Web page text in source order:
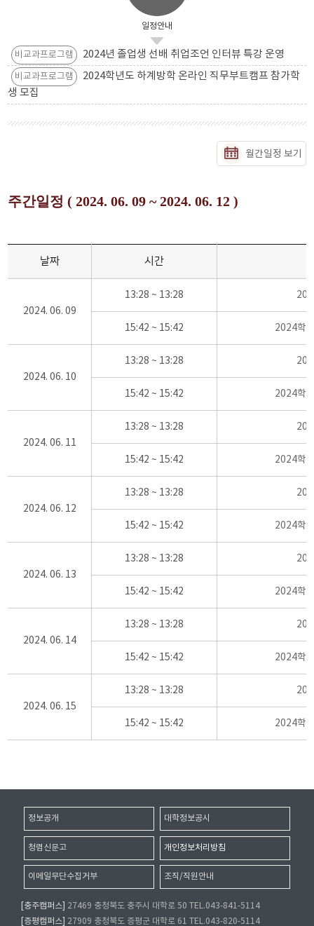
일정안내
비교과프로그램 2024년 졸업생 선배 취업조언 인터뷰 특강 운영
비교과프로그램
2024학년도 하계방학 온라인 직무부트캠프 참가학
생 모집
월간일정 보기
주간일정 ( 2024. 06. 09 ~ 2024. 06. 12 )
날짜 시간
2024. 06. 09
13:28 ~ 13:28
15:42 ~ 15:42 2024학
2024. 06. 10
13:28 ~ 13:28
15:42 ~ 15:42 2024학
2024. 06. 11
13:28 ~ 13:28
15:42 ~ 15:42 2024학
2024. 06. 12
13:28 ~ 13:28
15:42 ~ 15:42 2024학
2024. 06. 13
13:28 ~ 13:28
15:42 ~ 15:42 2024학
2024. 06. 14
13:28 ~ 13:28
15:42 ~ 15:42 2024학
2024. 06. 15
13:28 ~ 13:28
15:42 ~ 15:42 2024학
정보공개 대학정보공시
청렴신문고 개인정보처리방침
이메일무단수집거부 조직/직원안내
[충주캠퍼스]
27469 충청북도 충주시 대학로 50 TEL.043-841-5114
[증평캠퍼스]
27909 충청북도 증평군 대학로 61 TEL.043-820-5114